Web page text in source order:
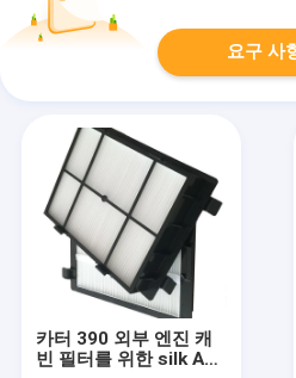
요구 사
카터 390 외부 엔진 캐
빈 필터를 위한 silk AC